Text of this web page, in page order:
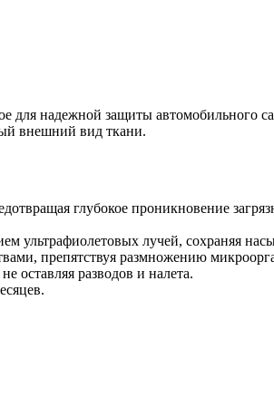
для надежной защиты автомобильного
внешний вид ткани.
глубокое проникновение
ультрафиолетовых лучей, сохраняя
препятствуя размножению
оставляя разводов и налета.